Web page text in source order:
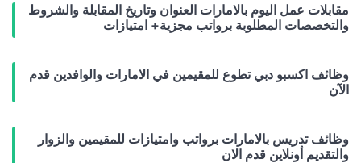
مقابلات عمل اليوم بالامارات العنوان وتاريخ المقابلة والشروط
والتخصصات المطلوبة برواتب مجزية+ امتيازات
وظائف اكسبو دبي تطوع للمقيمين في الامارات والوافدين قدم
الآن
وظائف تدريس بالامارات برواتب وامتيازات للمقيمين والزوار
والتقديم أونلاين قدم الان